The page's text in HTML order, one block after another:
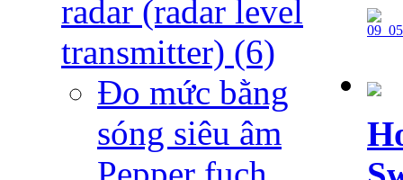
radar (radar level
transmitter) (6)
Đo mức bằng
sóng siêu âm